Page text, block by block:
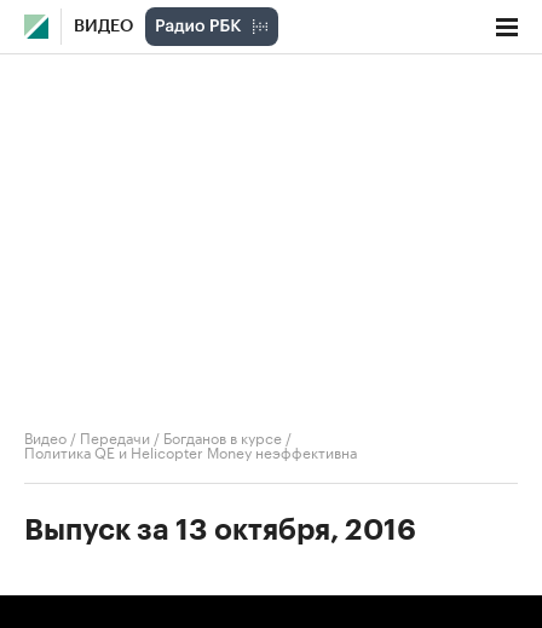
ВИДЕО
Видео / Передачи / Богданов в курсе /
Политика QE и Helicopter Money неэффективна
Выпуск за 13 октября, 2016